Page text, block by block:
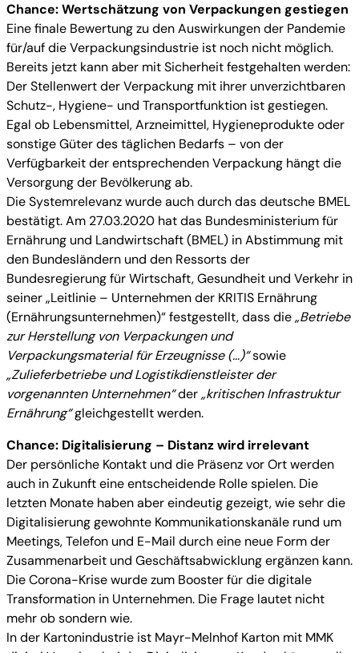
Chance: Wertschätzung von Verpackungen gestiegen
Eine finale Bewertung zu den Auswirkungen der Pandemie
für/auf die Verpackungsindustrie ist noch nicht möglich.
Bereits jetzt kann aber mit Sicherheit festgehalten werden:
Der Stellenwert der Verpackung mit ihrer unverzichtbaren
Schutz-, Hygiene- und Transportfunktion ist gestiegen.
Egal ob Lebensmittel, Arzneimittel, Hygieneprodukte oder
sonstige Güter des täglichen Bedarfs – von der
Verfügbarkeit der entsprechenden Verpackung hängt die
Versorgung der Bevölkerung ab.
Die Systemrelevanz wurde auch durch das deutsche BMEL
bestätigt. Am 27.03.2020 hat das Bundesministerium für
Ernährung und Landwirtschaft (BMEL) in Abstimmung mit
den Bundesländern und den Ressorts der
Bundesregierung für Wirtschaft, Gesundheit und Verkehr in
seiner „Leitlinie – Unternehmen der KRITIS Ernährung
(Ernährungsunternehmen)“ festgestellt, dass die„Betriebe
zur Herstellung von Verpackungen und
Verpackungsmaterial für Erzeugnisse (…)“sowie
„Zulieferbetriebe und Logistikdienstleister der
vorgenannten Unternehmen“der„kritischen Infrastruktur
Ernährung“gleichgestellt werden.
Chance: Digitalisierung – Distanz wird irrelevant
Der persönliche Kontakt und die Präsenz vor Ort werden
auch in Zukunft eine entscheidende Rolle spielen. Die
letzten Monate haben aber eindeutig gezeigt, wie sehr die
Digitalisierung gewohnte Kommunikationskanäle rund um
Meetings, Telefon und E-Mail durch eine neue Form der
Zusammenarbeit und Geschäftsabwicklung ergänzen kann.
Die Corona-Krise wurde zum Booster für die digitale
Transformation in Unternehmen. Die Frage lautet nicht
mehr ob sondern wie.
In der Kartonindustrie ist Mayr-Melnhof Karton mit MMK